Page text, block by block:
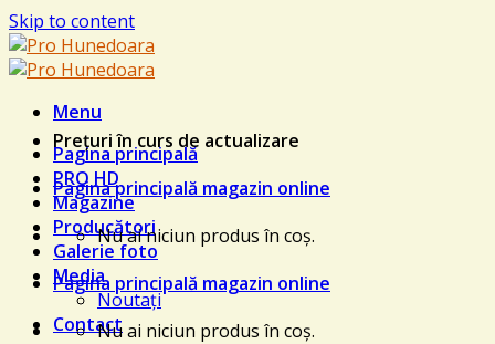
Skip to content
Menu
Pagina principală
PRO HD
Magazine
Producători
Galerie foto
Media
Noutați
Contact
Prețuri în curs de actualizare
Pagina principală magazin online
Nu ai niciun produs în coș.
Pagina principală magazin online
Nu ai niciun produs în coș.